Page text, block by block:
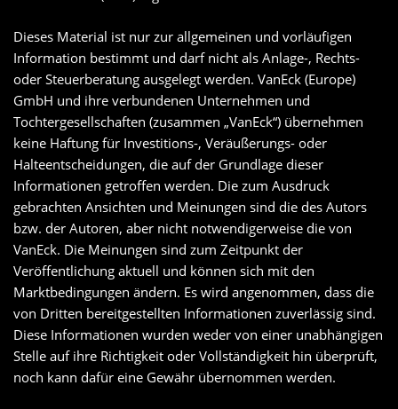
Dieses Material ist nur zur allgemeinen und vorläufigen
Information bestimmt und darf nicht als Anlage-, Rechts-
oder Steuerberatung ausgelegt werden. VanEck (Europe)
GmbH und ihre verbundenen Unternehmen und
Tochtergesellschaften (zusammen „VanEck“) übernehmen
keine Haftung für Investitions-, Veräußerungs- oder
Halteentscheidungen, die auf der Grundlage dieser
Informationen getroffen werden. Die zum Ausdruck
gebrachten Ansichten und Meinungen sind die des Autors
bzw. der Autoren, aber nicht notwendigerweise die von
VanEck. Die Meinungen sind zum Zeitpunkt der
Veröffentlichung aktuell und können sich mit den
Marktbedingungen ändern. Es wird angenommen, dass die
von Dritten bereitgestellten Informationen zuverlässig sind.
Diese Informationen wurden weder von einer unabhängigen
Stelle auf ihre Richtigkeit oder Vollständigkeit hin überprüft,
noch kann dafür eine Gewähr übernommen werden.